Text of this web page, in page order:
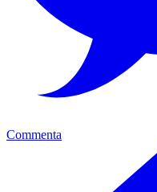
Commenta